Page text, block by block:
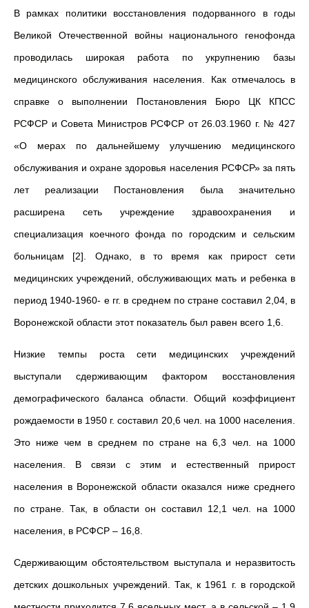
В рамках политики восстановления подорванного в годы
Великой Отечественной войны национального генофонда
проводилась широкая работа по укрупнению базы
медицинского обслуживания населения. Как отмечалось в
справке о выполнении Постановления Бюро ЦК КПСС
РСФСР и Совета Министров РСФСР от 26.03.1960 г. № 427
«О мерах по дальнейшему улучшению медицинского
обслуживания и охране здоровья населения РСФСР» за пять
лет реализации Постановления была значительно
расширена сеть учреждение здравоохранения и
специализация коечного фонда по городским и сельским
больницам [2]. Однако, в то время как прирост сети
медицинских учреждений, обслуживающих мать и ребенка в
период 1940-1960- е гг. в среднем по стране составил 2,04, в
Воронежской области этот показатель был равен всего 1,6.
Низкие темпы роста сети медицинских учреждений
выступали сдерживающим фактором восстановления
демографического баланса области. Общий коэффициент
рождаемости в 1950 г. составил 20,6 чел. на 1000 населения.
Это ниже чем в среднем по стране на 6,3 чел. на 1000
населения. В связи с этим и естественный прирост
населения в Воронежской области оказался ниже среднего
по стране. Так, в области он составил 12,1 чел. на 1000
населения, в РСФСР – 16,8.
Сдерживающим обстоятельством выступала и неразвитость
детских дошкольных учреждений. Так, к 1961 г. в городской